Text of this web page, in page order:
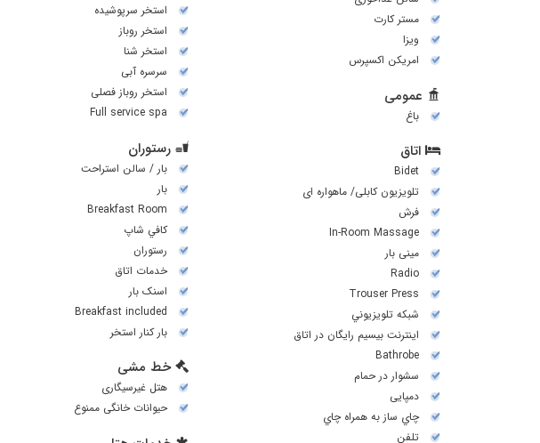
مستر کارت
ویزا
امریکن اکسپرس
عمومی
باغ
اتاق
Bidet
تلویزیون کابلی/ ماهواره ای
فرش
In-Room Massage
مینی بار
Radio
Trouser Press
شبكه تلويزيوني
اینترنت بیسیم رایگان در اتاق
Bathrobe
سشوار در حمام
دمپایی
چاي ساز به همراه چاي
تلفن
استخر سرپوشیده
استخر روباز
استخر شنا
سرسره آبی
استخر روباز فصلی
Full service spa
رستوران
بار / سالن استراحت
بار
Breakfast Room
کافي شاپ
رستوران
خدمات اتاق
اسنک بار
Breakfast included
بار کنار استخر
خط مشی
هتل غیرسیگاری
حیوانات خانگی ممنوع